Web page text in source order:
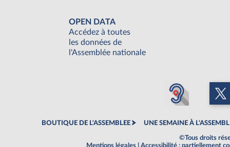
OPEN DATA
Accédez à toutes
les données de
l'Assemblée nationale
BOUTIQUE DE L'ASSEMBLEE UNE SEMAINE À
©Tous droits
Mentions légales
Accessibilité : partiellement